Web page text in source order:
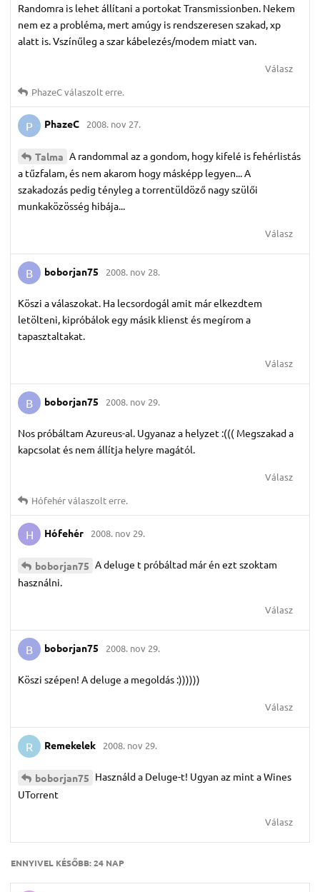
Randomra is lehet állítani a portokat Transmissionben. Nekem
nem ez a probléma, mert amúgy is rendszeresen szakad, xp
alatt is. Vszínűleg a szar kábelezés/modem miatt van.
Válasz
PhazeCválaszolt erre.
P PhazeC 2008. nov 27.
Talma A randommal az a gondom, hogy kifelé is fehérlistás
a tűzfalam, és nem akarom hogy másképp legyen... A
szakadozás pedig tényleg a torrentüldöző nagy szülői
munkaközösség hibája...
Válasz
B boborjan75 2008. nov 28.
Köszi a válaszokat. Ha lecsordogál amit már elkezdtem
letölteni, kipróbálok egy másik klienst és megírom a
tapasztaltakat.
Válasz
B boborjan75 2008. nov 29.
Nos próbáltam Azureus-al. Ugyanaz a helyzet :((( Megszakad a
kapcsolat és nem állítja helyre magától.
Válasz
Hófehérválaszolt erre.
H Hófehér 2008. nov 29.
boborjan75 A deluge t próbáltad már én ezt szoktam
használni.
Válasz
B boborjan75 2008. nov 29.
Köszi szépen! A deluge a megoldás :))))))
Válasz
R Remekelek 2008. nov 29.
boborjan75 Használd a Deluge-t! Ugyan az mint a Wines
UTorrent
Válasz
ENNYIVEL KÉSŐBB:24 NAP